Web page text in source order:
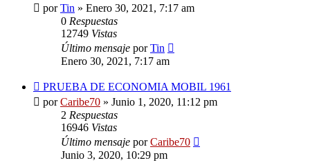
porTin » Enero 30, 2021, 7:17 am
0 Respuestas
12749 Vistas
Último mensaje porTin
Enero 30, 2021, 7:17 am
PRUEBA DE ECONOMIA MOBIL 1961
porCaribe70 » Junio 1, 2020, 11:12 pm
2 Respuestas
16946 Vistas
Último mensaje porCaribe70
Junio 3, 2020, 10:29 pm